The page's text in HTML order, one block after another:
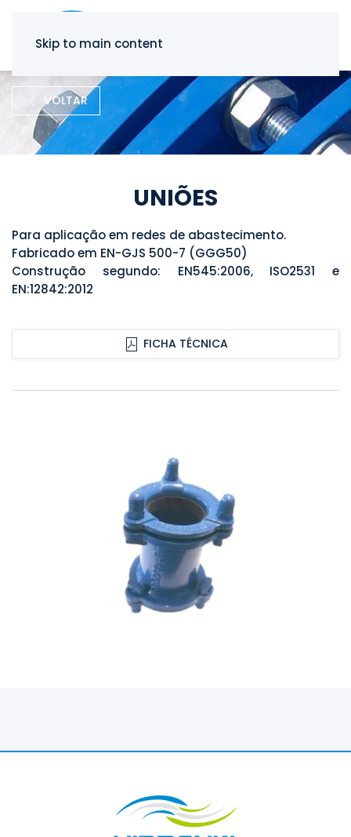
Skip to main content
VOLTAR
UNIÕES
Para aplicação em redes de abastecimento.
Fabricado em EN-GJS 500-7 (GGG50)
Construção segundo: EN545:2006, ISO2531 e
EN:12842:2012
FICHA TÉCNICA